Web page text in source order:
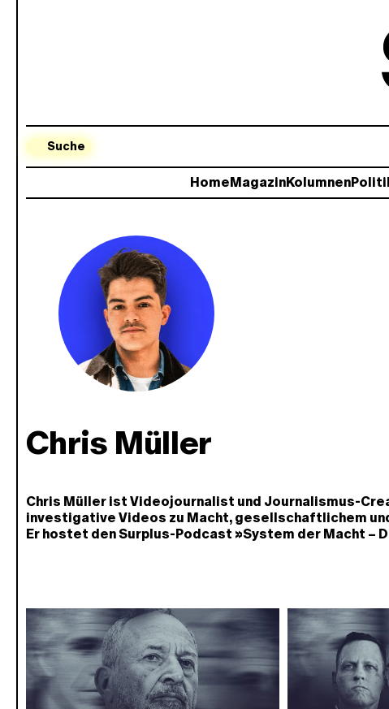
Suche
HomeMagazinKolumnen
Chris Müller
Chris Müller ist Videojournalist und Journalismus-
investigative Videos zu Macht, gesellschaftlichem
Er hostet den Surplus-Podcast »System der Macht –